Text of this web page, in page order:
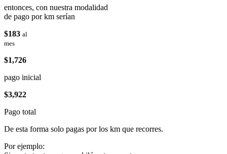
entonces, con nuestra modalidad
de pago por km serían
$183 al
mes
$1,726
pago inicial
$3,922
Pago total
De esta forma solo pagas por los km que recorres.
Por ejemplo: